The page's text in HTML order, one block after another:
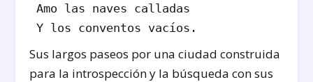
Amo las naves calladas
Sus largos paseos por una ciudad construida
para la introspección y la búsqueda con sus